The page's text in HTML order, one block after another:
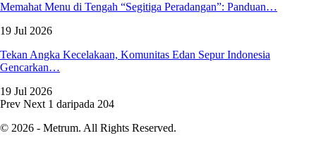
Memahat Menu di Tengah “Segitiga Peradangan”: Panduan…
19 Jul 2026
Tekan Angka Kecelakaan, Komunitas Edan Sepur Indonesia
Gencarkan…
19 Jul 2026
Prev Next 1 daripada 204
© 2026 - Metrum. All Rights Reserved.